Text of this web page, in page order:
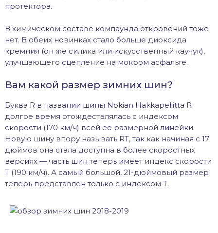
протектора.
В химическом составе компаунда откровений тоже
нет. В обеих новинках стало больше диоксида
кремния (он же силика или искусственный каучук),
улучшающего сцепление на мокром асфальте.
Вам какой размер зимних шин?
Буква R в названии шины Nokian Hakkapeliitta R
долгое время отождествлялась с индексом
скорости (170 км/ч) всей ее размерной линейки.
Новую шину впору называть RT, так как начиная с 17
дюймов она стала доступна в более скоростных
версиях — часть шин теперь имеет индекс скорости
Т (190 км/ч). А самый большой, 21-дюймовый размер
теперь представлен только с индексом Т.